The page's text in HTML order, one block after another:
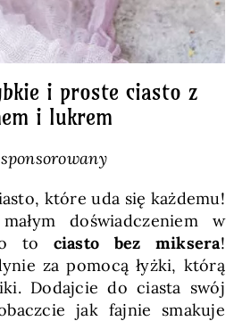
i proste ciasto z
i lukrem
które uda się każdemu!
doświadczeniem w
to ciasto bez miksera!
za pomocą łyżki, którą
Dodajcie do ciasta swój
jak fajnie smakuje